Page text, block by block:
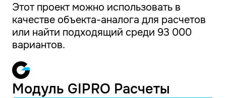
Этот проект можно использовать в
качестве объекта-аналога для расчетов
или найти подходящий среди 93 000
вариантов.
Модуль GIPRO Расчеты